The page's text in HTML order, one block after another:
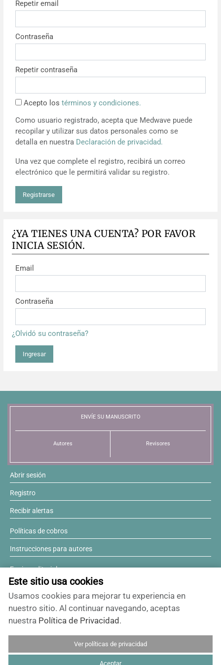
Noticias
Este sitio usa cookies
Usamos cookies para mejorar tu experiencia en
nuestro sitio. Al continuar navegando, aceptas
nuestra Política de Privacidad.
Ver políticas de privacidad
Aceptar
Repetir email
Contraseña
Repetir contraseña
Acepto los términos y condiciones.
Como usuario registrado, acepta que Medwave puede
recopilar y utilizar sus datos personales como se
detalla en nuestra Declaración de privacidad.
Una vez que complete el registro, recibirá un correo
electrónico que le permitirá validar su registro.
Registrarse
¿YA TIENES UNA CUENTA? POR FAVOR
INICIA SESIÓN.
Email
Contraseña
¿Olvidó su contraseña?
Ingresar
ENVÍE SU MANUSCRITO
Autores Revisores
Abrir sesión
Registro
Recibir alertas
Políticas de cobros
Instrucciones para autores
Equipo editorial
Comité editorial
¿Desea ser revisor?
Contactos y soporte
ISSN 0717-6384